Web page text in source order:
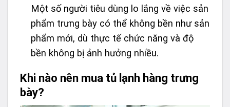
Một số người tiêu dùng lo lắng về việc sản
phẩm trưng bày có thể không bền như sản
phẩm mới, dù thực tế chức năng và độ
bền không bị ảnh hưởng nhiều.
Khi nào nên mua tủ lạnh hàng trưng
bày?